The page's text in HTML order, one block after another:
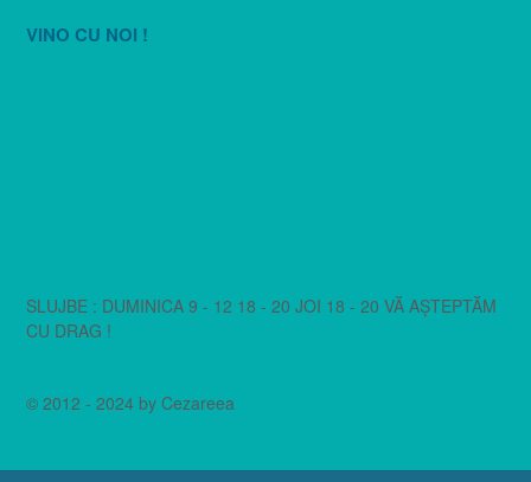
VINO CU NOI !
SLUJBE : DUMINICA 9 - 12 18 - 20 JOI 18 - 20 VĂ AȘTEPTĂM
CU DRAG !
© 2012 - 2024 by Cezareea